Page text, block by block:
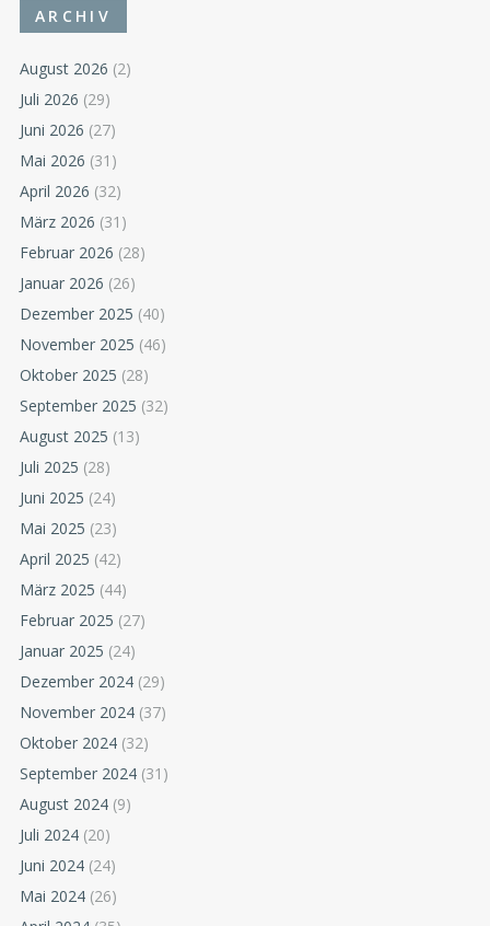
ARCHIV
August 2026 (2)
Juli 2026 (29)
Juni 2026 (27)
Mai 2026 (31)
April 2026 (32)
März 2026 (31)
Februar 2026 (28)
Januar 2026 (26)
Dezember 2025 (40)
November 2025 (46)
Oktober 2025 (28)
September 2025 (32)
August 2025 (13)
Juli 2025 (28)
Juni 2025 (24)
Mai 2025 (23)
April 2025 (42)
März 2025 (44)
Februar 2025 (27)
Januar 2025 (24)
Dezember 2024 (29)
November 2024 (37)
Oktober 2024 (32)
September 2024 (31)
August 2024 (9)
Juli 2024 (20)
Juni 2024 (24)
Mai 2024 (26)